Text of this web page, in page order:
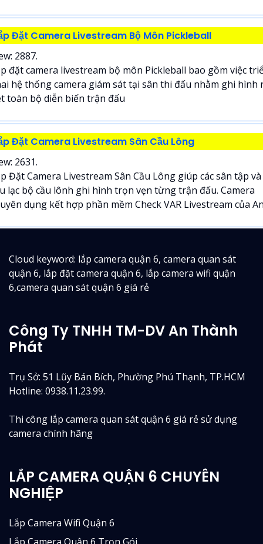
Đặt Camera Livestream Bộ Môn Pickleball
2887.
đặt camera livestream bộ môn Pickleball bao gồm việc
hệ thống camera giám sát tại sân thi đấu nhằm ghi hình
toàn bộ diễn biến trận đấu
Đặt Camera Livestream Sân Cầu Lông
2631.
Đặt Camera Livestream Sân Cầu Lông giúp các sân tập và
lạc bộ cầu lônh ghi hình trọn vẹn từng trận đấu. Camera
dụng kết hợp phần mềm Check VAR Livestream của
Cloud keyword: lắp camera quận 6, camera quan sát
quận 6, lắp đặt camera quận 6, lắp camera wifi quận
6,camera quan sát quận 6 giá rẻ
Công Ty TNHH TM-DV An Thành
Phát
Trụ Sở: 51 Lũy Bán Bích, Phường Phú Thạnh, TP.HCM
Hotline: 0938.11.23.99.
Thi công lắp camera quan sát quận 6 giá rẻ sử dụng
camera chính hãng
LẮP CAMERA QUẬN 6 CHUYÊN
NGHIỆP
Lắp Camera Wifi Quận 6